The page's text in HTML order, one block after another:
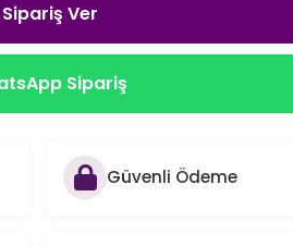
Sipariş Ver
Sipariş
Güvenli Ödeme